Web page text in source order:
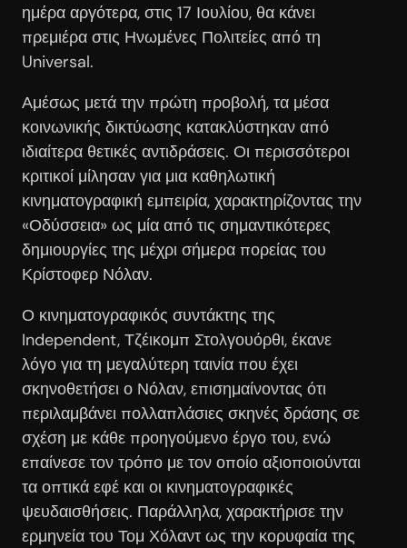
ημέρα αργότερα, στις 17 Ιουλίου, θα κάνει
πρεμιέρα στις Ηνωμένες Πολιτείες από τη
Universal.
Αμέσως μετά την πρώτη προβολή, τα μέσα
κοινωνικής δικτύωσης κατακλύστηκαν από
ιδιαίτερα θετικές αντιδράσεις. Οι περισσότεροι
κριτικοί μίλησαν για μια καθηλωτική
κινηματογραφική εμπειρία, χαρακτηρίζοντας την
«Οδύσσεια» ως μία από τις σημαντικότερες
δημιουργίες της μέχρι σήμερα πορείας του
Κρίστοφερ Νόλαν.
Ο κινηματογραφικός συντάκτης της
Independent, Τζέικομπ Στολγουόρθι, έκανε
λόγο για τη μεγαλύτερη ταινία που έχει
σκηνοθετήσει ο Νόλαν, επισημαίνοντας ότι
περιλαμβάνει πολλαπλάσιες σκηνές δράσης σε
σχέση με κάθε προηγούμενο έργο του, ενώ
επαίνεσε τον τρόπο με τον οποίο αξιοποιούνται
τα οπτικά εφέ και οι κινηματογραφικές
ψευδαισθήσεις. Παράλληλα, χαρακτήρισε την
ερμηνεία του Τομ Χόλαντ ως την κορυφαία της